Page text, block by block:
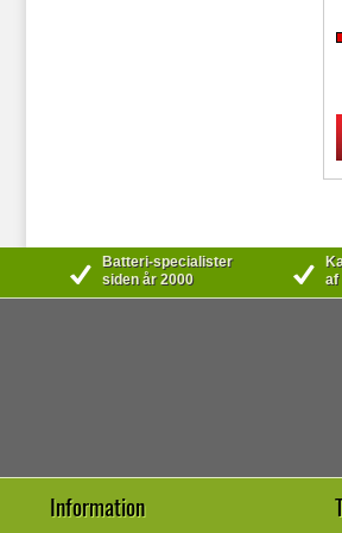
Batteri-specialister
siden år 2000
af
Information